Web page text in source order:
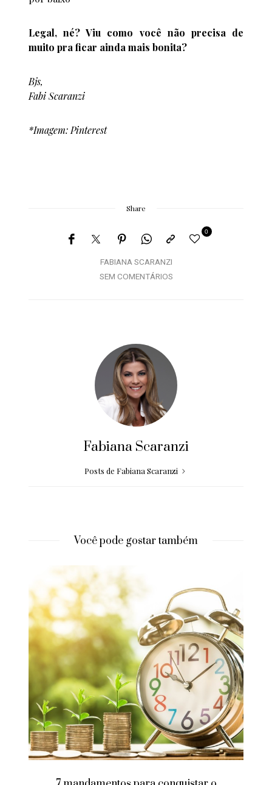
Legal, né? Viu como você não precisa de
muito pra ficar ainda mais bonita?
Bjs,
Fabi Scaranzi
*Imagem: Pinterest
Share
FABIANA SCARANZI
0
SEM COMENTÁRIOS
Fabiana Scaranzi
Posts de Fabiana Scaranzi
Você pode gostar também